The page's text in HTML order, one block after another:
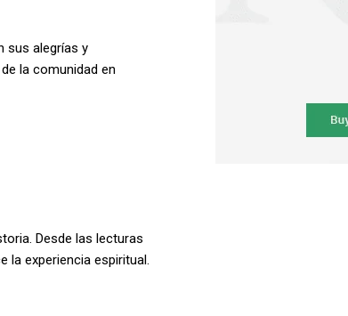
sus alegrías y
la comunidad en
Desde las lecturas
la experiencia espiritual.